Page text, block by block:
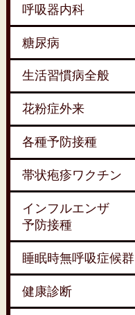
呼吸器内科
糖尿病
生活習慣病全般
花粉症外来
各種予防接種
帯状疱疹ワクチン
インフルエンザ
予防接種
睡眠時無呼吸症候群
健康診断